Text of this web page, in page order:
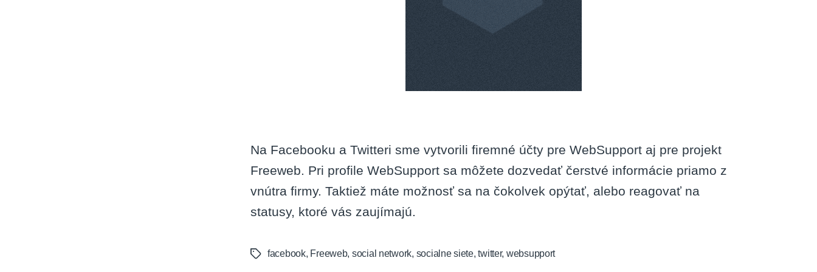
Na Facebooku a Twitteri sme vytvorili firemné účty pre WebSupport aj pre projekt
Freeweb. Pri profile WebSupport sa môžete dozvedať čerstvé informácie priamo z
vnútra firmy. Taktiež máte možnosť sa na čokolvek opýtať, alebo reagovať na
statusy, ktoré vás zaujímajú.
Tagsfacebook, Freeweb, social network, socialne siete,twitter, websupport